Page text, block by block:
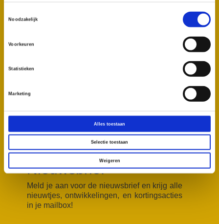
Noodzakelijk
Voorkeuren
Statistieken
Marketing
Alles toestaan
Selectie toestaan
Weigeren
Fun & Fair Entertainment
, dat geregistreerd staat bij de Kamer van
F
a
c
e
b
o
o
k
T
i
k
T
o
k
Nieuwsbrief
Meld je aan voor de nieuwsbrief en krijg alle
nieuwtjes, ontwikkelingen, en kortingsacties
in je mailbox!